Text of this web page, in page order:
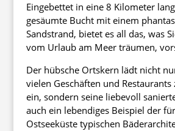
Eingebettet in eine 8 Kilometer
gesäumte Bucht mit einem
Sandstrand, bietet es all das, was
vom Urlaub am Meer träumen,
Der hübsche Ortskern lädt nicht
vielen Geschäften und
ein, sondern seine liebevoll
auch ein lebendiges Beispiel der
Ostseeküste typischen